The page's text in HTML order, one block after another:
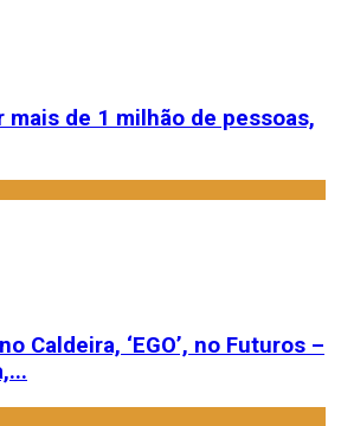
mais de 1 milhão de pessoas,
Caldeira, ‘EGO’, no Futuros –